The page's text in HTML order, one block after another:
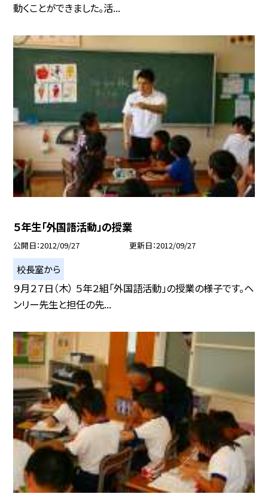
動くことができました。活...
５年生「外国語活動」の授業
公開日 2012/09/27 更新日 2012/09/27
校長室から
９月２７日（木） ５年２組「外国語活動」の授業の様子です。ヘ
ンリー先生と担任の先...